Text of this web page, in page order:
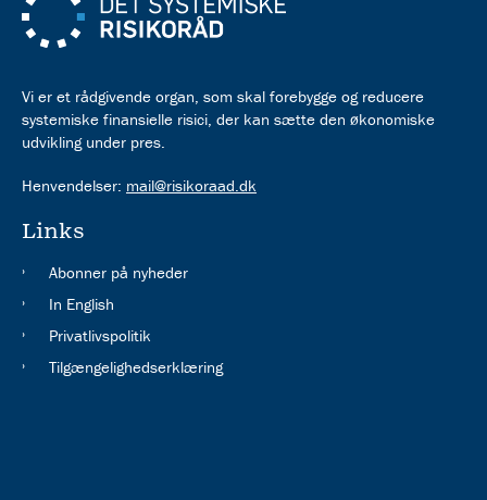
Vi er et rådgivende organ, som skal forebygge og reducere
systemiske finansielle risici, der kan sætte den økonomiske
udvikling under pres.
Henvendelser: mail@risikoraad.dk
Links
Abonner på nyheder
In English
Privatlivspolitik
Tilgængelighedserklæring